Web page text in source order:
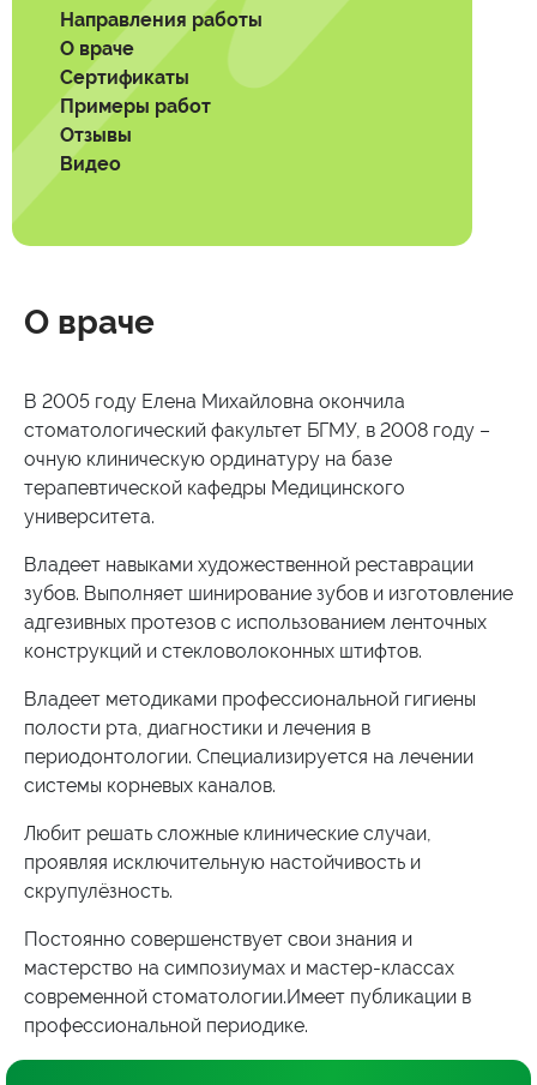
О враче
В 2005 году Елена Михайловна окончила
стоматологический факультет БГМУ, в 2008 году –
очную клиническую ординатуру на базе
терапевтической кафедры Медицинского
университета.
Владеет навыками художественной реставрации
зубов. Выполняет шинирование зубов и изготовление
адгезивных протезов с использованием ленточных
конструкций и стекловолоконных штифтов.
Владеет методиками профессиональной гигиены
полости рта, диагностики и лечения в
периодонтологии. Специализируется на лечении
системы корневых каналов.
Любит решать сложные клинические случаи,
проявляя исключительную настойчивость и
скрупулёзность.
Постоянно совершенствует свои знания и
мастерство на симпозиумах и мастер-классах
современной стоматологии.Имеет публикации в
профессиональной периодике.
Направления работы
О враче
Сертификаты
Примеры работ
Отзывы
Видео